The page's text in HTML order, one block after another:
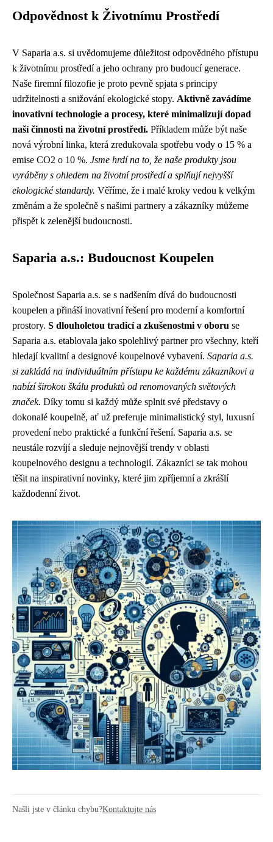
Odpovědnost k Životnímu Prostředí
V Saparia a.s. si uvědomujeme důležitost odpovědného přístupu
k životnímu prostředí a jeho ochrany pro budoucí generace.
Naše firemní filozofie je proto pevně spjata s principy
udržitelnosti a snižování ekologické stopy. Aktivně zavádíme
inovativní technologie a procesy, které minimalizují dopad
naší činnosti na životní prostředí. Příkladem může být naše
nová výrobní linka, která zredukovala spotřebu vody o 15 % a
emise CO2 o 10 %. Jsme hrdí na to, že naše produkty jsou
vyráběny s ohledem na životní prostředí a splňují nejvyšší
ekologické standardy. Věříme, že i malé kroky vedou k velkým
změnám a že společně s našimi partnery a zákazníky můžeme
přispět k zelenější budoucnosti.
Saparia a.s.: Budoucnost Koupelen
Společnost Saparia a.s. se s nadšením dívá do budoucnosti
koupelen a přináší inovativní řešení pro moderní a komfortní
prostory. S dlouholetou tradicí a zkušenostmi v oboru se
Saparia a.s. etablovala jako spolehlivý partner pro všechny, kteří
hledají kvalitní a designové koupelnové vybavení. Saparia a.s.
si zakládá na individuálním přístupu ke každému zákazníkovi a
nabízí širokou škálu produktů od renomovaných světových
značek. Díky tomu si každý může splnit své představy o
dokonalé koupelně, ať už preferuje minimalistický styl, luxusní
provedení nebo praktické a funkční řešení. Saparia a.s. se
neustále rozvíjí a sleduje nejnovější trendy v oblasti
koupelnového designu a technologií. Zákazníci se tak mohou
těšit na inspirativní novinky, které jim zpříjemní a zkrášlí
každodenní život.
Našli jste v článku chybu?Kontaktujte nás